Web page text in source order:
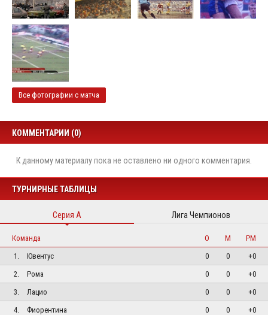
Все фотографии с матча
КОММЕНТАРИИ (0)
К данному материалу пока не оставлено ни одного комментария.
ТУРНИРНЫЕ ТАБЛИЦЫ
Серия А Лига Чемпионов
Команда О М
РМ
1.
Ювентус 0 0
+0
2.
Рома 0 0
+0
3.
Лацио 0 0
+0
4.
Фиорентина 0 0
+0